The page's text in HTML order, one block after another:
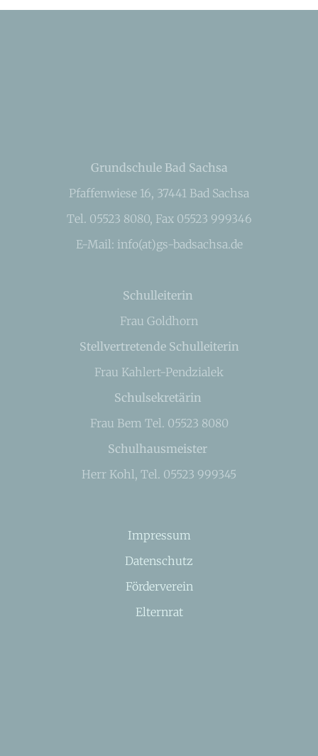
Grundschule Bad Sachsa
Pfaffenwiese 16, 37441 Bad Sachsa
Tel. 05523 8080, Fax 05523 999346
E-Mail: info(at)gs-badsachsa.de
Schulleiterin
Frau Goldhorn
Stellvertretende Schulleiterin
Frau Kahlert-Pendzialek
Schulsekretärin
Frau Bem Tel. 05523 8080
Schulhausmeister
Herr Kohl, Tel. 05523 999345
Impressum
Datenschutz
Förderverein
Elternrat